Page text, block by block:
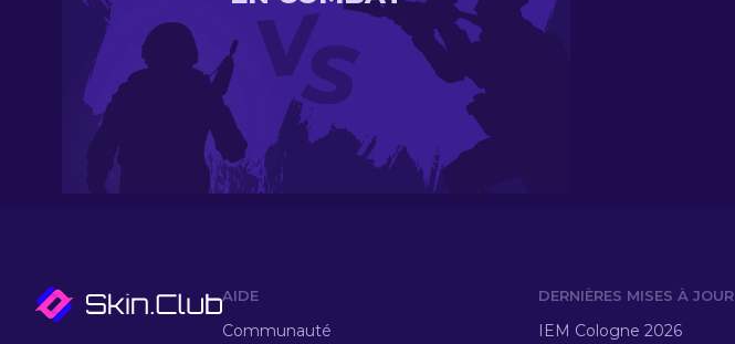
AIDE
Communauté
DERNIÈRES MISES À JOUR
IEM Cologne 2026